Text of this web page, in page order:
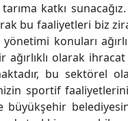
katkı
bu faaliyetleri biz
konuları
ağırlıklı olarak
bu sektörel
sportif
büyükşehir